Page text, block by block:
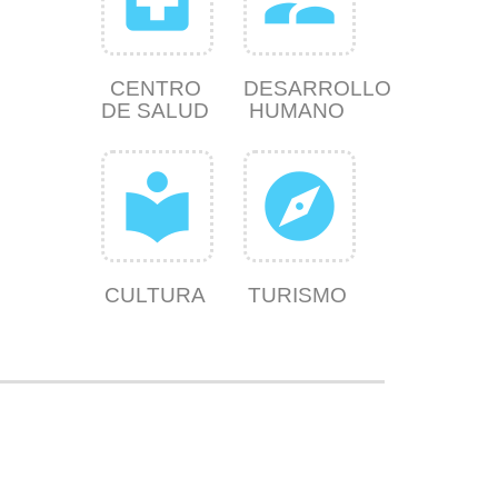
CENTRO
DE SALUD
DESARROLLO
HUMANO
local_library
CULTURA
explore
TURISMO